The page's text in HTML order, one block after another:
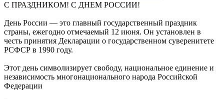
С ПРАЗДНИКОМ! С ДНЕМ РОССИИ!
День России — это главный государственный праздник
страны, ежегодно отмечаемый 12 июня. Он установлен в
честь принятия Декларации о государственном суверенитете
РСФСР в 1990 году.
Этот день символизирует свободу, национальное единение и
независимость многонационального народа Российской
Федерации